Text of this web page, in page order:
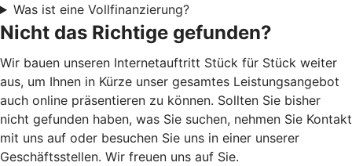
Was ist eine Vollfinanzierung?
Nicht das Richtige gefunden?
Wir bauen unseren Internetauftritt Stück für Stück weiter
aus, um Ihnen in Kürze unser gesamtes Leistungsangebot
auch online präsentieren zu können. Sollten Sie bisher
nicht gefunden haben, was Sie suchen, nehmen Sie Kontakt
mit uns auf oder besuchen Sie uns in einer unserer
Geschäftsstellen. Wir freuen uns auf Sie.